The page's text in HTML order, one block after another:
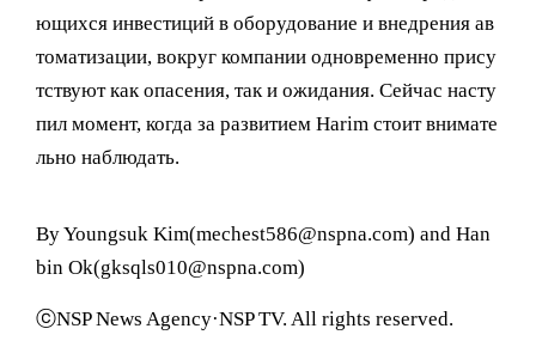
ющихся инвестиций в оборудование и внедрения ав
томатизации, вокруг компании одновременно прису
тствуют как опасения, так и ожидания. Сейчас насту
пил момент, когда за развитием Harim стоит внимате
льно наблюдать.
By Youngsuk Kim(mechest586@nspna.com) and Han
bin Ok(gksqls010@nspna.com)
ⓒNSP News Agency·NSP TV. All rights reserved.